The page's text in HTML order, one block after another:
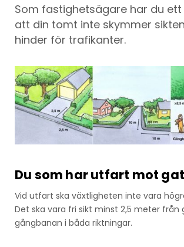
Som fastighetsägare har du
att din tomt inte skymmer
hinder för trafikanter.
Du som har utfart mot
Vid utfart ska växtligheten inte vara
Det ska vara fri sikt minst 2,5 meter från
gångbanan i båda riktningar.